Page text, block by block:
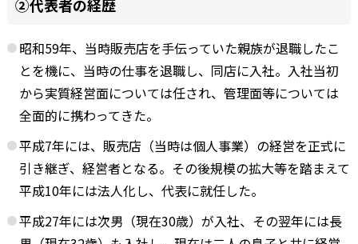
②代表者の経歴
昭和59年、当時販売店を手伝っていた親族が退職したこ
とを機に、当時の仕事を退職し、同店に入社。入社当初
から実質経営面については任され、管理面等については
全面的に携わってきた。
平成7年には、販売店（当時は個人事業）の経営を正式に
引き継ぎ、経営者となる。その後規模の拡大等を踏まえて
平成10年には法人化し、代表に就任した。
平成27年には次男（現在30歳）が入社、その翌年には長